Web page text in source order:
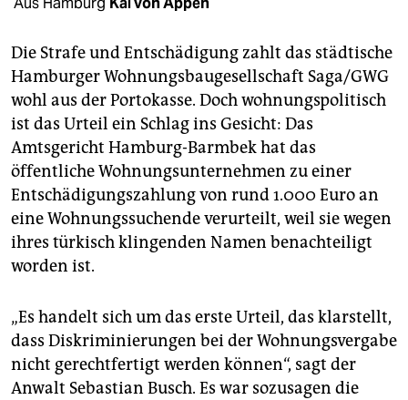
abo
genossenschaft
epaper login
Die Strafe und Entschädigung zahlt das städtische
Hamburger Wohnungsbaugesellschaft Saga/GWG
wohl aus der Portokasse. Doch wohnungspolitisch
ist das Urteil ein Schlag ins Gesicht: Das
Amtsgericht Hamburg-Barmbek hat das
öffentliche Wohnungsunternehmen zu einer
Entschädigungszahlung von rund 1.000 Euro an
eine Wohnungssuchende verurteilt, weil sie wegen
ihres türkisch klingenden Namen benachteiligt
worden ist.
„Es handelt sich um das erste Urteil, das klarstellt,
dass Diskriminierungen bei der Wohnungsvergabe
nicht gerechtfertigt werden können“, sagt der
Anwalt Sebastian Busch. Es war sozusagen die